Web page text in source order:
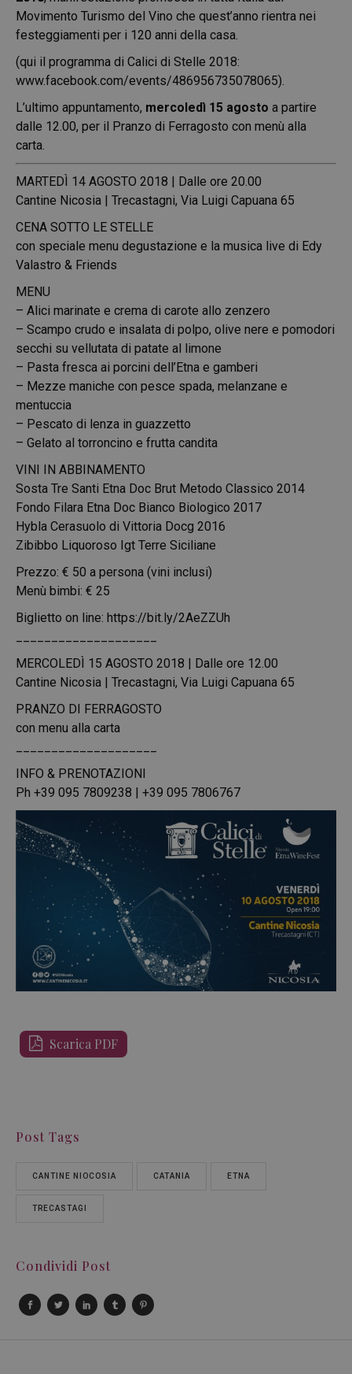
Movimento Turismo del Vino che quest’anno rientra nei
festeggiamenti per i 120 anni della casa.
(qui il programma di Calici di Stelle 2018:
www.facebook.com/events/486956735078065).
L’ultimo appuntamento, mercoledì 15 agosto a partire
dalle 12.00, per il Pranzo di Ferragosto con menù alla
carta.
MARTEDÌ 14 AGOSTO 2018 | Dalle ore 20.00
Cantine Nicosia | Trecastagni, Via Luigi Capuana 65
CENA SOTTO LE STELLE
con speciale menu degustazione e la musica live di Edy
Valastro & Friends
MENU
– Alici marinate e crema di carote allo zenzero
– Scampo crudo e insalata di polpo, olive nere e pomodori
secchi su vellutata di patate al limone
– Pasta fresca ai porcini dell’Etna e gamberi
– Mezze maniche con pesce spada, melanzane e
mentuccia
– Pescato di lenza in guazzetto
– Gelato al torroncino e frutta candita
VINI IN ABBINAMENTO
Sosta Tre Santi Etna Doc Brut Metodo Classico 2014
Fondo Filara Etna Doc Bianco Biologico 2017
Hybla Cerasuolo di Vittoria Docg 2016
Zibibbo Liquoroso Igt Terre Siciliane
Prezzo: € 50 a persona (vini inclusi)
Menù bimbi: € 25
Biglietto on line: https://bit.ly/2AeZZUh
MERCOLEDÌ 15 AGOSTO 2018 | Dalle ore 12.00
Cantine Nicosia | Trecastagni, Via Luigi Capuana 65
PRANZO DI FERRAGOSTO
con menu alla carta
INFO & PRENOTAZIONI
Ph +39 095 7809238 | +39 095 7806767
Scarica PDF
Post Tags
CANTINE NIOCOSIA CATANIA ETNA
TRECASTAGI
Condividi Post